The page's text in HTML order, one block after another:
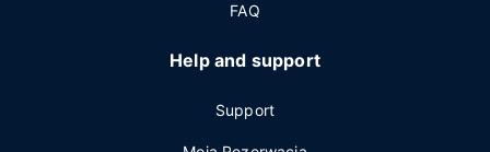
FAQ
Help and support
Support